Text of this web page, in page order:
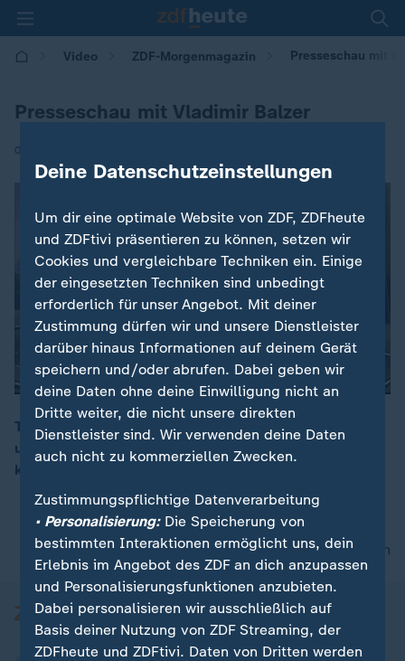
Video ZDF-Morgenmagazin Presseschau mit
Presseschau mit Vladimir Balzer
09.07.2025 | 05:30
00:11
Trump sei es wichtig "als Friedensstifter dazustehen"
und zu sehen, "dass er militärische Konflikte beenden
kann", sagt Vladimir Balzer vom Deutschlandradio.
nach oben
Deine Datenschutzeinstellungen
Um dir eine optimale Website von ZDF, ZDFheute
und ZDFtivi präsentieren zu können, setzen wir
Cookies und vergleichbare Techniken ein. Einige
der eingesetzten Techniken sind unbedingt
erforderlich für unser Angebot. Mit deiner
Zustimmung dürfen wir und unsere Dienstleister
darüber hinaus Informationen auf deinem Gerät
speichern und/oder abrufen. Dabei geben wir
deine Daten ohne deine Einwilligung nicht an
Dritte weiter, die nicht unsere direkten
Dienstleister sind. Wir verwenden deine Daten
auch nicht zu kommerziellen Zwecken.
Zustimmungspflichtige Datenverarbeitung
• Personalisierung:Die Speicherung von
bestimmten Interaktionen ermöglicht uns, dein
Erlebnis im Angebot des ZDF an dich anzupassen
und Personalisierungsfunktionen anzubieten.
Dabei personalisieren wir ausschließlich auf
Basis deiner Nutzung von ZDF Streaming, der
ZDFheute und ZDFtivi. Daten von Dritten werden